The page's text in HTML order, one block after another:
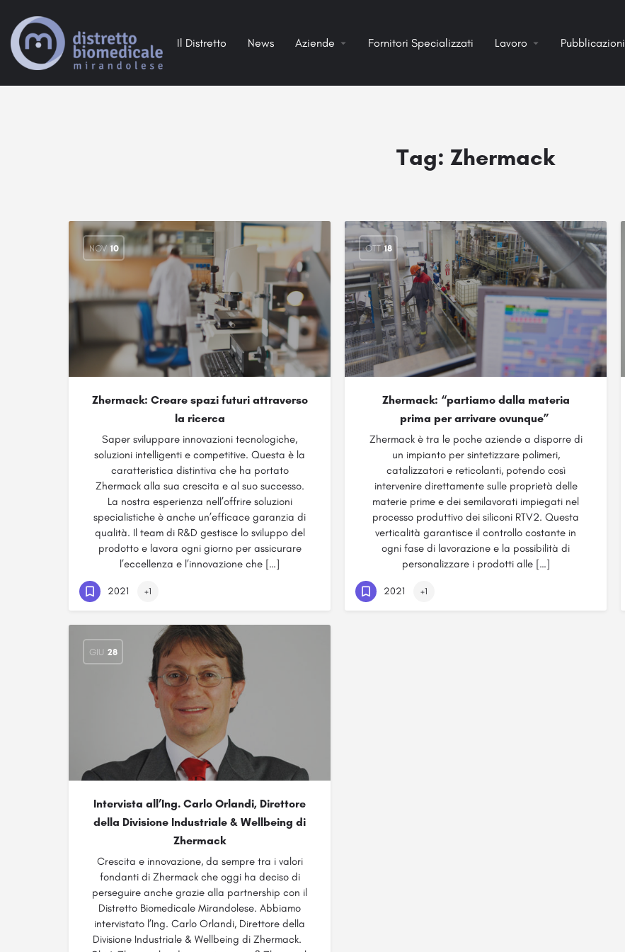
Il Distretto News Aziende Fornitori Specializzati Lavoro Pubblicazioni
Tag: Zhermack
NOV 10
Zhermack: Creare spazi futuri attraverso
la ricerca
Saper sviluppare innovazioni tecnologiche,
soluzioni intelligenti e competitive. Questa è la
caratteristica distintiva che ha portato
Zhermack alla sua crescita e al suo successo.
La nostra esperienza nell’offrire soluzioni
specialistiche è anche un’efficace garanzia di
qualità. Il team di R&D gestisce lo sviluppo del
prodotto e lavora ogni giorno per assicurare
l’eccellenza e l’innovazione che […]
2021 +1
OTT 18
Zhermack: “partiamo dalla materia
prima per arrivare ovunque”
Zhermack è tra le poche aziende a disporre di
un impianto per sintetizzare polimeri,
catalizzatori e reticolanti, potendo così
intervenire direttamente sulle proprietà delle
materie prime e dei semilavorati impiegati nel
processo produttivo dei siliconi RTV2. Questa
verticalità garantisce il controllo costante in
ogni fase di lavorazione e la possibilità di
personalizzare i prodotti alle […]
2021 +1
GIU 28
Intervista all’Ing. Carlo Orlandi, Direttore
della Divisione Industriale & Wellbeing di
Zhermack
Crescita e innovazione, da sempre tra i valori
fondanti di Zhermack che oggi ha deciso di
perseguire anche grazie alla partnership con il
Distretto Biomedicale Mirandolese. Abbiamo
intervistato l’Ing. Carlo Orlandi, Direttore della
Divisione Industriale & Wellbeing di Zhermack.